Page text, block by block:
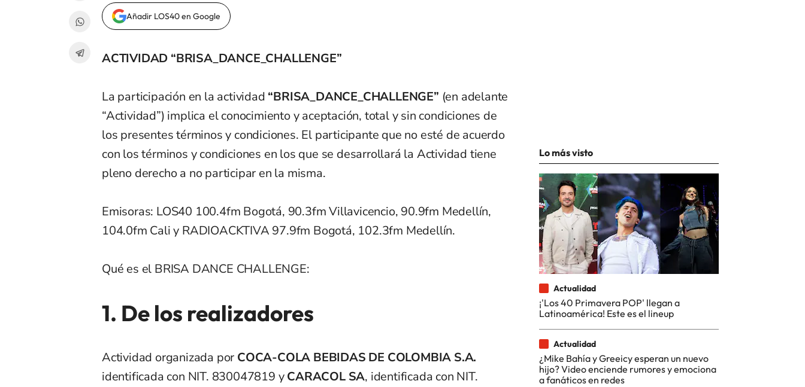
Añadir LOS40 en Google
ACTIVIDAD “BRISA_DANCE_CHALLENGE”
La participación en la actividad “BRISA_DANCE_CHALLENGE” (en adelante
“Actividad”) implica el conocimiento y aceptación, total y sin condiciones de
los presentes términos y condiciones. El participante que no esté de acuerdo
con los términos y condiciones en los que se desarrollará la Actividad tiene
pleno derecho a no participar en la misma.
Emisoras: LOS40 100.4fm Bogotá, 90.3fm Villavicencio, 90.9fm Medellín,
104.0fm Cali y RADIOACKTIVA 97.9fm Bogotá, 102.3fm Medellín.
Qué es el BRISA DANCE CHALLENGE:
1. De los realizadores
Actividad organizada por COCA-COLA BEBIDAS DE COLOMBIA S.A.
identificada con NIT. 830047819 yCARACOL SA, identificada con NIT.
Lo más visto
Actualidad
¡'Los 40 Primavera POP' llegan a
Latinoamérica! Este es el lineup
Actualidad
¿Mike Bahía y Greeicy esperan un nuevo
hijo? Video enciende rumores y emociona
a fanáticos en redes